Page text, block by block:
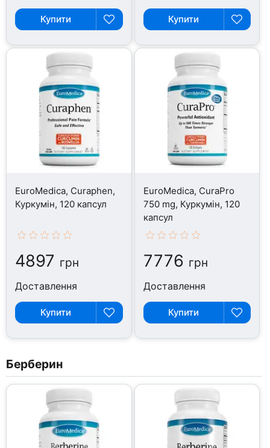
Купити Купити
EuroMedica, Curaphen,
Куркумін, 120 капсул
4897 грн
Доставлення
Купити
EuroMedica, CuraPro
750 mg, Куркумін, 120
капсул
7776 грн
Доставлення
Купити
Берберин